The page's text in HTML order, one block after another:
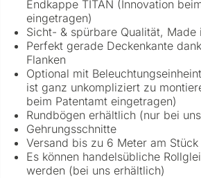
Endkappe TITAN (Innovation
eingetragen)
Sicht- & spürbare Qualität, Made
Perfekt gerade Deckenkante
Flanken
Optional mit
ist ganz unkompliziert zu
beim Patentamt eingetragen)
Rundbögen erhältlich (nur bei
Gehrungsschnitte
Versand bis zu 6 Meter am Stück
Es können handelsübliche
werden (bei uns erhältlich)